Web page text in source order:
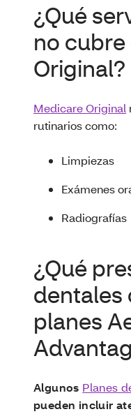
¿Qué
no
Original?
Medicare Original
rutinarios como:
Limpiezas
Exámenes
Radiografías
¿Qué
dentales
planes
Algunos Planes
pueden incluir